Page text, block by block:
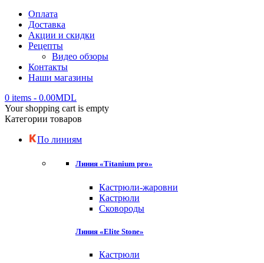
Оплата
Доставка
Акции и скидки
Рецепты
Видео обзоры
Контакты
Наши магазины
0 items - 0.00MDL
Your shopping cart is empty
Категории товаров
По линиям
Линия «Titanium pro»
Кастрюли-жаровни
Кастрюли
Сковороды
Линия «Elite Stone»
Кастрюли